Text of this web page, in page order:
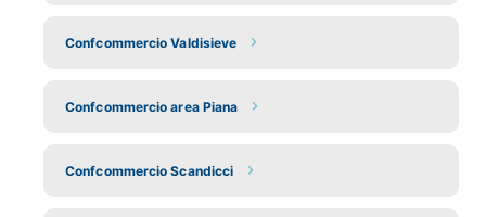
Confcommercio Valdisieve
Confcommercio area Piana
Confcommercio Scandicci